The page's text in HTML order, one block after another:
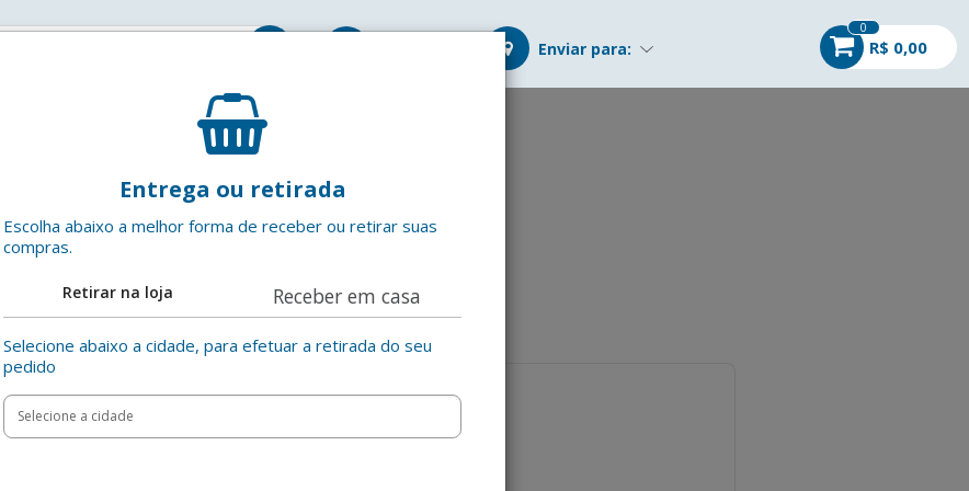
Enviar para:
0
R$ 0,00
Entrega ou retirada
Escolha abaixo a melhor forma de receber ou retirar suas
compras.
Retirar na loja Receber em casa
Selecione abaixo a cidade, para efetuar a retirada do seu
pedido
Orquídea Phalaenopsis Mini Pote 09
Add
to
Product
Actions
PROMOÇÃO OFF